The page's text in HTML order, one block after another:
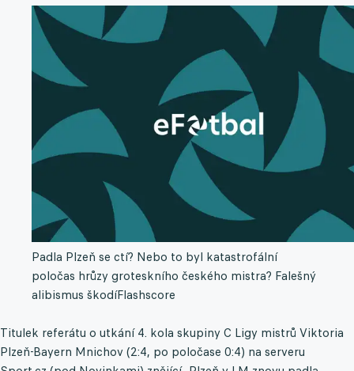
Padla Plzeň se ctí? Nebo to byl katastrofální
poločas hrůzy groteskního českého mistra? Falešný
alibismus škodíFlashscore
Titulek referátu o utkání 4. kola skupiny C Ligy mistrů Viktoria
Plzeň-Bayern Mnichov (2:4, po poločase 0:4) na serveru